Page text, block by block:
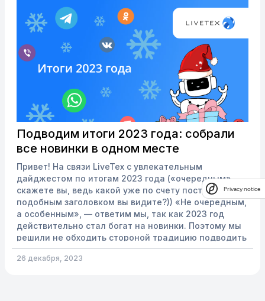
Подводим итоги 2023 года: собрали
все новинки в одном месте
Привет! На связи LiveTex с увлекательным
дайджестом по итогам 2023 года («очередным»,
скажете вы, ведь какой уже по счету пост с
подобным заголовком вы видите?)) «Не очередным,
а особенным», — ответим мы, так как 2023 год
действительно стал богат на новинки. Поэтому мы
решили не обходить стороной традицию подводить
итоги года и поделиться с вами нашими
достижениями. Они уже помогли многим нашим
26 декабря, 2023
Privacy notice